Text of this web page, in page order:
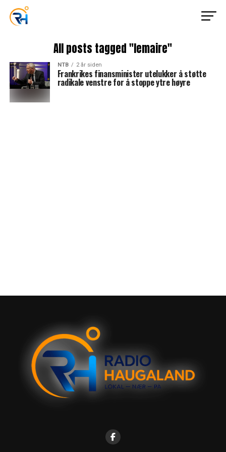
All posts tagged "lemaire"
NTB 2 år siden
Frankrikes finansminister utelukker å støtte
radikale venstre for å stoppe ytre høyre